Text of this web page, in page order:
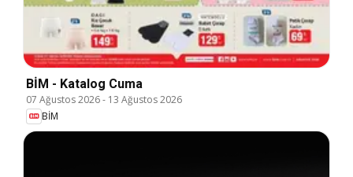
BİM - Katalog Cuma
07 Ağustos 2026- 13 Ağustos 2026
BİM